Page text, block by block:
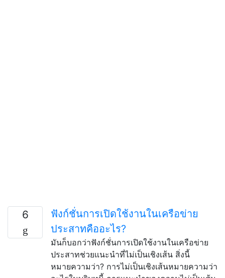
6
ฟังก์ชั่นการเปิดใช้งานในเครือข่าย
ประสาทคืออะไร?
มันก็บอกว่าฟังก์ชั่นการเปิดใช้งานในเครือข่าย
ประสาทช่วยแนะนำที่ไม่เป็นเชิงเส้น สิ่งนี้
หมายความว่า? การไม่เป็นเชิงเส้นหมายความว่า